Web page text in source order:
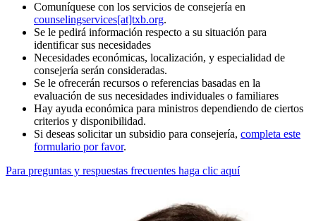
Comuníquese con los servicios de consejería en
counselingservices[at]txb.org.
Se le pedirá información respecto a su situación para
identificar sus necesidades
Necesidades económicas, localización, y especialidad de
consejería serán consideradas.
Se le ofrecerán recursos o referencias basadas en la
evaluación de sus necesidades individuales o familiares
Hay ayuda económica para ministros dependiendo de ciertos
criterios y disponibilidad.
Si deseas solicitar un subsidio para consejería, completa este
formulario por favor.
Para preguntas y respuestas frecuentes haga clic aquí